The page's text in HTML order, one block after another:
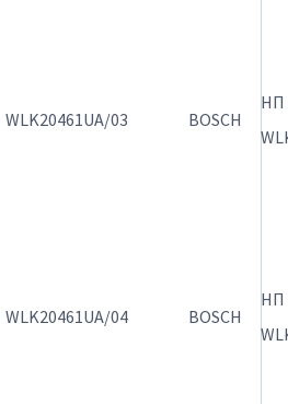
WLK20461UA/03 BOSCH
ΗΠ
WLK20461UA/04 BOSCH
ΗΠ